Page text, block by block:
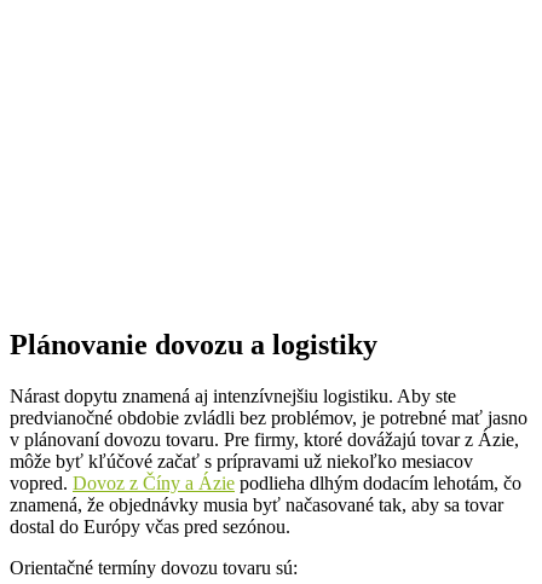
Plánovanie dovozu a logistiky
Nárast dopytu znamená aj intenzívnejšiu logistiku. Aby ste
predvianočné obdobie zvládli bez problémov, je potrebné mať jasno
v plánovaní dovozu tovaru. Pre firmy, ktoré dovážajú tovar z Ázie,
môže byť kľúčové začať s prípravami už niekoľko mesiacov
vopred. Dovoz z Číny a Ázie podlieha dlhým dodacím lehotám, čo
znamená, že objednávky musia byť načasované tak, aby sa tovar
dostal do Európy včas pred sezónou.
Orientačné termíny dovozu tovaru sú: